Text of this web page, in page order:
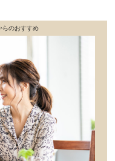
らのおすすめ